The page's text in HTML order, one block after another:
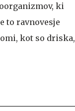
ki
to ravnovesje
kot so driska,